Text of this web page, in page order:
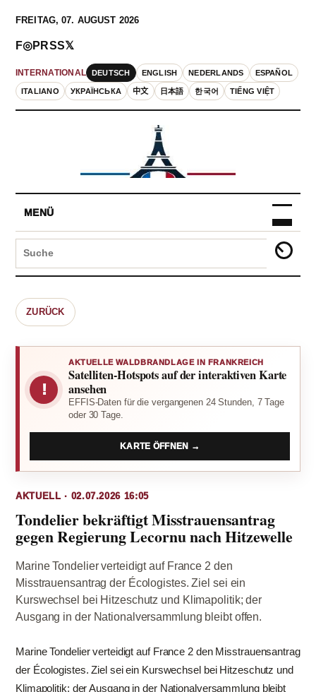
FREITAG, 07. AUGUST 2026
INTERNATIONAL DEUTSCH ENGLISH NEDERLANDS ESPAÑOL
ITALIANO УКРАЇНСЬКА 中文 日本語 한국어 TIẾNG VIỆT
F◎PRSS𝕏
MENÜ
ZURÜCK
!
AKTUELLE WALDBRANDLAGE IN FRANKREICH
Satelliten-Hotspots auf der interaktiven Karte
ansehen
EFFIS-Daten für die vergangenen 24 Stunden, 7 Tage
oder 30 Tage.
KARTE ÖFFNEN →
AKTUELL · 02.07.2026 16:05
Tondelier bekräftigt Misstrauensantrag
gegen Regierung Lecornu nach Hitzewelle
Marine Tondelier verteidigt auf France 2 den
Misstrauensantrag der Écologistes. Ziel sei ein
Kurswechsel bei Hitzeschutz und Klimapolitik; der
Ausgang in der Nationalversammlung bleibt offen.
Marine Tondelier verteidigt auf France 2 den Misstrauensantrag
der Écologistes. Ziel sei ein Kurswechsel bei Hitzeschutz und
Klimapolitik; der Ausgang in der Nationalversammlung bleibt